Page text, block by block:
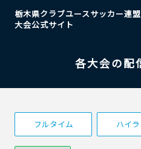
栃木県クラブユースサッカー連盟
大会公式サイト
各大会の配
フルタイム ハイ